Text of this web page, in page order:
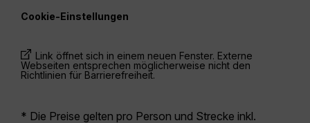
Cookie-Einstellungen
Link öffnet sich in einem neuen Fenster. Externe
Webseiten entsprechen möglicherweise nicht den
Richtlinien für Barrierefreiheit.
* Die Preise gelten pro Person und Strecke inkl.